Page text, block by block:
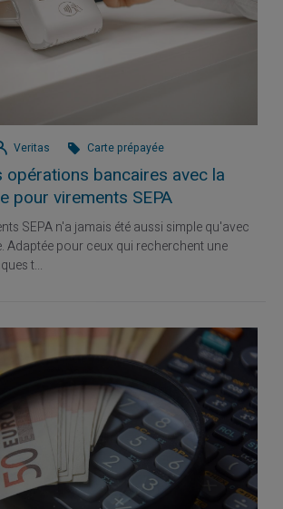
Veritas Carte prépayée
opérations bancaires avec la
pour virements SEPA
SEPA n'a jamais été aussi simple qu'avec
Adaptée pour ceux qui recherchent une
t...